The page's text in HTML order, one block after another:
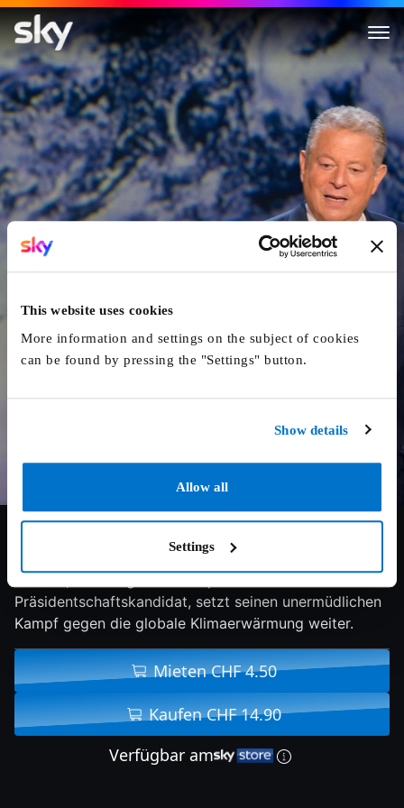
This website uses cookies
More information and settings on the subject of cookies
can be found by pressing the "Settings" button.
Show details
Allow all
Settings
Immer Noch Eine
Al Gore, ehemaliger US Vizepräsident und
Präsidentschaftskandidat, setzt seinen unermüdlichen
Kampf gegen die globale Klimaerwärmung weiter.
Mieten CHF 4.50
Kaufen CHF 14.90
Verfügbar am